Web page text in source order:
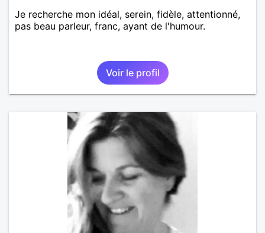
Je recherche mon idéal, serein, fidèle, attentionné,
pas beau parleur, franc, ayant de l'humour.
Voir le profil